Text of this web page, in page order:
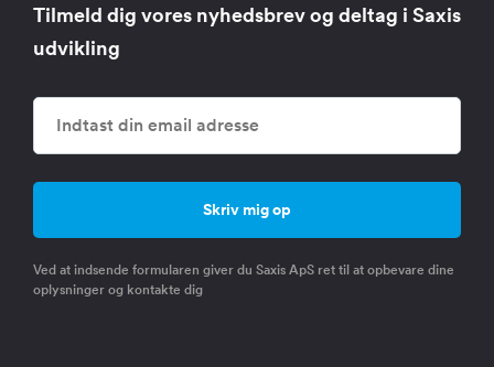
Tilmeld dig vores nyhedsbrev og deltag i Saxis
udvikling
Ved at indsende formularen giver du Saxis ApS ret til at opbevare dine
oplysninger og kontakte dig